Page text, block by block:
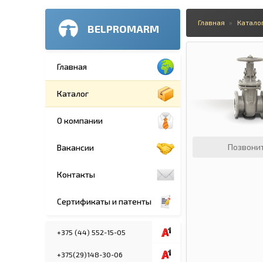
BELPROMARM
Главная
Каталог
О компании
Вакансии
Контакты
Сертификаты и патенты
+375 (44) 552-15-05
+375(29)148-30-06
Главная